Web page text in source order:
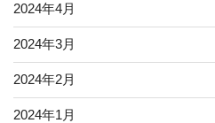
2024年4月
2024年3月
2024年2月
2024年1月